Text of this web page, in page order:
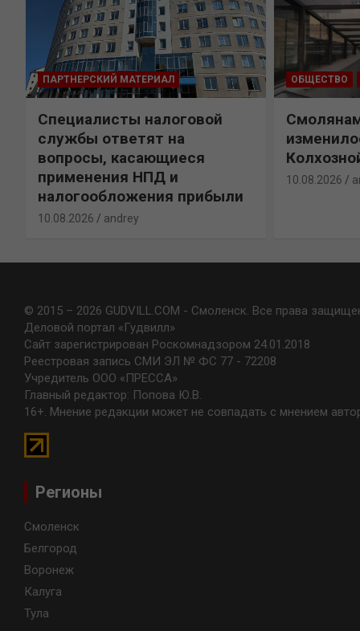
ПАРТНЕРСКИЙ МАТЕРИАЛ
Специалисты налоговой
службы ответят на
вопросы, касающиеся
применения НПД и
налогообложения прибыли
10.08.2026 andrey
ОБЩЕСТВО
10.08.2026
© 2015 – 2026 GUDVILL.COM - Смоленск. Все права
Деловой портал «Гудвилл»
Сайт зарегистрирован Роскомнадзором 24.01.2018
Реестровая запись СМИ ЭЛ № ФС 77 - 72208
Учредитель ООО «ПРЕССА»
Главный редактор: Попова Ю.В.
16+. Мнение редакции может не совпадать с мнением
Регионы
Смоленск
Белгород
Воронеж
Калуга
Тула